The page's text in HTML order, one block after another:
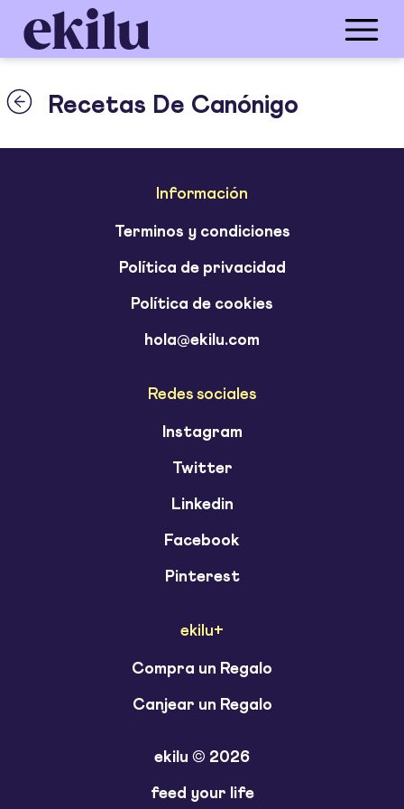
Recetas De Canónigo
Información
Terminos y condiciones
Política de privacidad
Política de cookies
hola@ekilu.com
Redes sociales
Instagram
Twitter
Linkedin
Facebook
Pinterest
ekilu+
Compra un Regalo
Canjear un Regalo
ekilu © 2026
feed your life